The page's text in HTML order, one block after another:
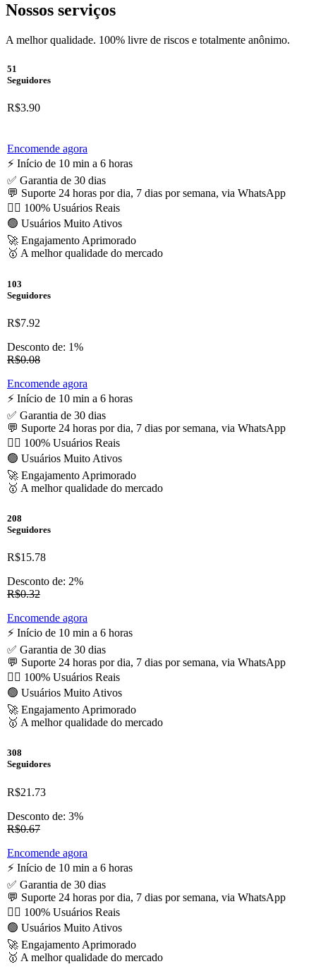
Nossos serviços
A melhor qualidade. 100% livre de riscos e totalmente anônimo.
51
Seguidores
R$3.90
Encomende agora
⚡️ Início de 10 min a 6 horas
✅ Garantia de 30 dias
💬 Suporte 24 horas por dia, 7 dias por semana, via WhatsApp
🙋‍♂️ 100% Usuários Reais
🟢 Usuários Muito Ativos
🚀 Engajamento Aprimorado
🥇 A melhor qualidade do mercado
103
Seguidores
R$7.92
Desconto de: 1%
R$0.08
Encomende agora
⚡️ Início de 10 min a 6 horas
✅ Garantia de 30 dias
💬 Suporte 24 horas por dia, 7 dias por semana, via WhatsApp
🙋‍♂️ 100% Usuários Reais
🟢 Usuários Muito Ativos
🚀 Engajamento Aprimorado
🥇 A melhor qualidade do mercado
208
Seguidores
R$15.78
Desconto de: 2%
R$0.32
Encomende agora
⚡️ Início de 10 min a 6 horas
✅ Garantia de 30 dias
💬 Suporte 24 horas por dia, 7 dias por semana, via WhatsApp
🙋‍♂️ 100% Usuários Reais
🟢 Usuários Muito Ativos
🚀 Engajamento Aprimorado
🥇 A melhor qualidade do mercado
308
Seguidores
R$21.73
Desconto de: 3%
R$0.67
Encomende agora
⚡️ Início de 10 min a 6 horas
✅ Garantia de 30 dias
💬 Suporte 24 horas por dia, 7 dias por semana, via WhatsApp
🙋‍♂️ 100% Usuários Reais
🟢 Usuários Muito Ativos
🚀 Engajamento Aprimorado
🥇 A melhor qualidade do mercado